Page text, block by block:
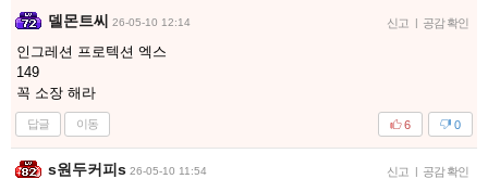
델몬트씨 26-05-10 12:14 신고 | 공감 확인
인그레션 프로텍션 엑스
149
꼭 소장 해라
답글 이동 0
6
s원두커피s 26-05-10 11:54 신고 | 공감 확인